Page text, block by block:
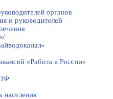
органов
и руководителей
«Работа в России»
населения